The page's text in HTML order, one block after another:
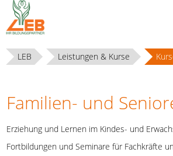
LEB Leistungen & Kurse
Familien- und
Erziehung und Lernen im Kindes- und
Fortbildungen und Seminare für Fachkräfte